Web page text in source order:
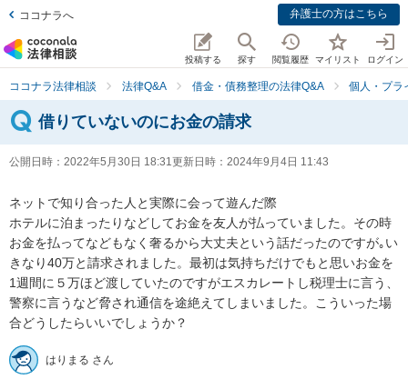
ココナラへ 弁護士の方はこちら
投稿する 探す 閲覧履歴 マイリスト ログイン
ココナラ法律相談 法律Q&A 借金・債務整理の法律Q&A 個人・プラ
借りていないのにお金の請求
公開日時： 2022年5月30日 18:31更新日時： 2024年9月4日 11:43
ネットで知り合った人と実際に会って遊んだ際
ホテルに泊まったりなどしてお金を友人が払っていました。その時
お金を払ってなどもなく奢るから大丈夫という話だったのですが｡い
きなり40万と請求されました。最初は気持ちだけでもと思いお金を
1週間に５万ほど渡していたのですがエスカレートし税理士に言う、
警察に言うなど脅され通信を途絶えてしまいました。こういった場
合どうしたらいいでしょうか？
はりまる さん